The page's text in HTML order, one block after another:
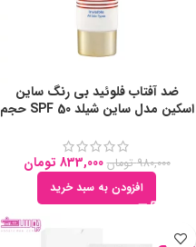
ضد آفتاب فلوئید بی رنگ ساین
اسکین مدل ساین شیلد SPF 50 حجم
980,000 تومان 833,000 تومان
افزودن به سبد خرید